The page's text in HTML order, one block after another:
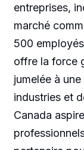
entreprises,
marché
500 employés
offre la force
jumelée à
industries et
Canada